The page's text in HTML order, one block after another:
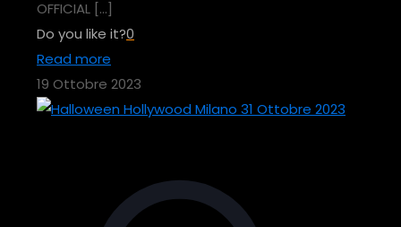
OFFICIAL […]
Do you like it?0
Read more
19 Ottobre 2023